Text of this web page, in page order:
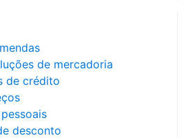
de mercadoria
de crédito
desconto